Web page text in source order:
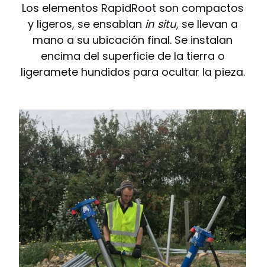
Los elementos RapidRoot son compactos
y ligeros, se ensablan in situ, se llevan a
mano a su ubicación final. Se instalan
encima del superficie de la tierra o
ligeramete hundidos para ocultar la pieza.